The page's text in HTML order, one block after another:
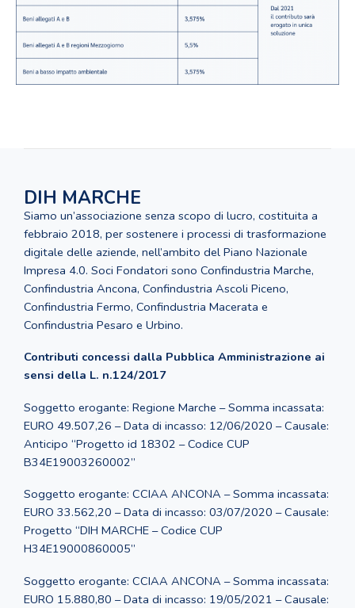
DIH MARCHE
Siamo un’associazione senza scopo di lucro, costituita a
febbraio 2018, per sostenere i processi di trasformazione
digitale delle aziende, nell’ambito del Piano Nazionale
Impresa 4.0. Soci Fondatori sono Confindustria Marche,
Confindustria Ancona, Confindustria Ascoli Piceno,
Confindustria Fermo, Confindustria Macerata e
Confindustria Pesaro e Urbino.
Contributi concessi dalla Pubblica Amministrazione ai
sensi della L. n.124/2017
Soggetto erogante: Regione Marche – Somma incassata:
EURO 49.507,26 – Data di incasso: 12/06/2020 – Causale:
Anticipo “Progetto id 18302 – Codice CUP
B34E19003260002”
Soggetto erogante: CCIAA ANCONA – Somma incassata:
EURO 33.562,20 – Data di incasso: 03/07/2020 – Causale:
Progetto “DIH MARCHE – Codice CUP
H34E19000860005”
Soggetto erogante: CCIAA ANCONA – Somma incassata:
EURO 15.880,80 – Data di incasso: 19/05/2021 – Causale: